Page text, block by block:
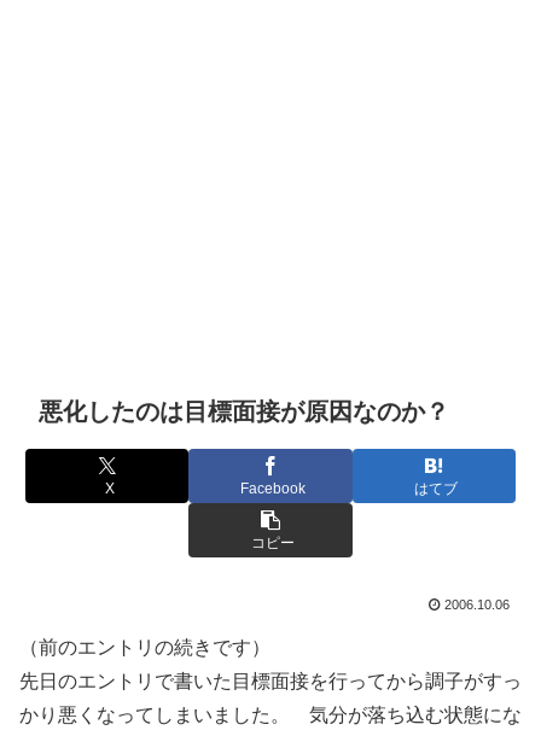
悪化したのは目標面接が原因なのか？
X Facebook はてブ
コピー
2006.10.06
（前のエントリの続きです）
先日のエントリで書いた目標面接を行ってから調子がすっ
かり悪くなってしまいました。 気分が落ち込む状態にな